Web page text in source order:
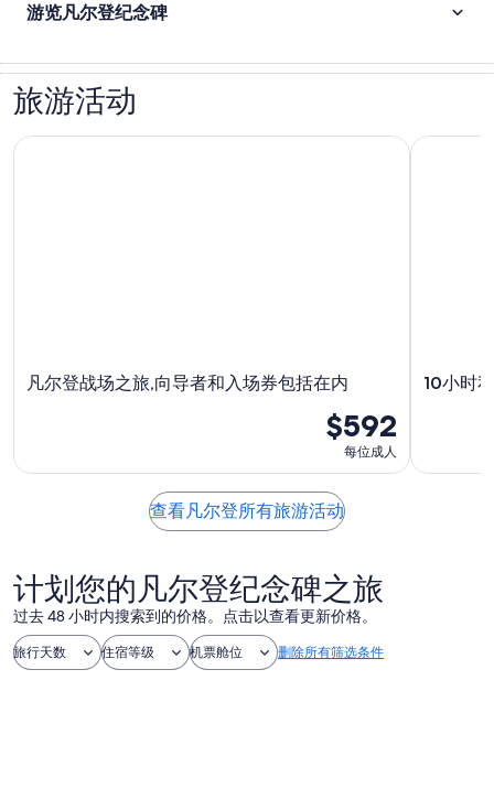
游览凡尔登纪念碑
旅游活动
凡尔登战场之旅,向导者和入场券包括在内
$592
每位成人
凡尔登战场之旅,向导者和入场券包括在内
10小时
10小时私
查看凡尔登所有旅游活动
计划您的凡尔登纪念碑之旅
过去 48 小时内搜索到的价格。点击以查看更新价格。
旅行天数 住宿等级 机票舱位 删除所有筛选条件